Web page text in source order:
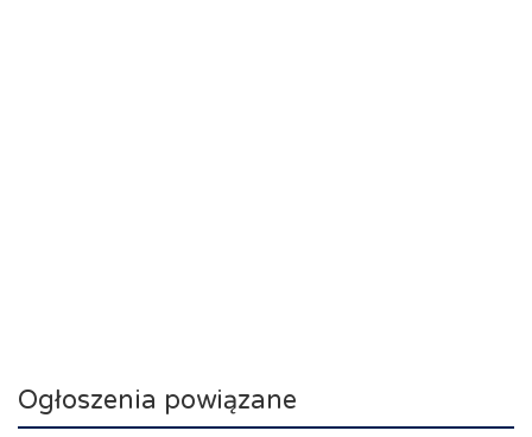
Ogłoszenia powiązane